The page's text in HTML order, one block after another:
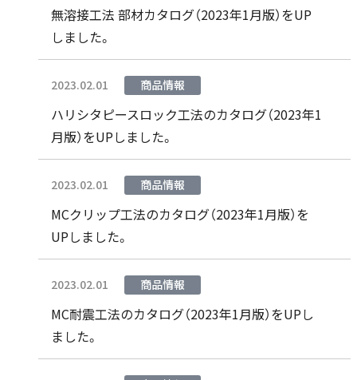
無溶接工法 部材カタログ（2023年1月版）をUP
しました。
2023.02.01 商品情報
ハリシタピースロック工法のカタログ（2023年1
月版）をUPしました。
2023.02.01 商品情報
MCクリップ工法のカタログ（2023年1月版）を
UPしました。
2023.02.01 商品情報
MC耐震工法のカタログ（2023年1月版）をUPし
ました。